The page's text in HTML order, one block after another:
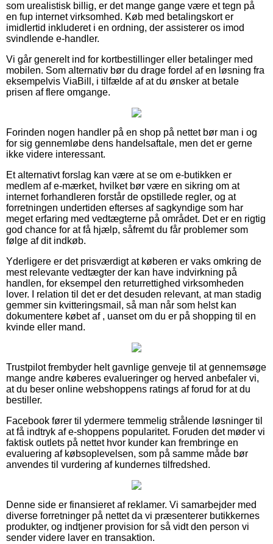
som urealistisk billig, er det mange gange være et tegn på
en fup internet virksomhed. Køb med betalingskort er
imidlertid inkluderet i en ordning, der assisterer os imod
svindlende e-handler.
Vi går generelt ind for kortbestillinger eller betalinger med
mobilen. Som alternativ bør du drage fordel af en løsning fra
eksempelvis ViaBill, i tilfælde af at du ønsker at betale
prisen af flere omgange.
Forinden nogen handler på en shop på nettet bør man i og
for sig gennemløbe dens handelsaftale, men det er gerne
ikke videre interessant.
Et alternativt forslag kan være at se om e-butikken er
medlem af e-mærket, hvilket bør være en sikring om at
internet forhandleren forstår de opstillede regler, og at
forretningen undertiden efterses af sagkyndige som har
meget erfaring med vedtægterne på området. Det er en rigtig
god chance for at få hjælp, såfremt du får problemer som
følge af dit indkøb.
Yderligere er det prisværdigt at køberen er vaks omkring de
mest relevante vedtægter der kan have indvirkning på
handlen, for eksempel den returrettighed virksomheden
lover. I relation til det er det desuden relevant, at man stadig
gemmer sin kvitteringsmail, så man når som helst kan
dokumentere købet af , uanset om du er på shopping til en
kvinde eller mand.
Trustpilot frembyder helt gavnlige genveje til at gennemsøge
mange andre køberes evalueringer og herved anbefaler vi,
at du beser online webshoppens ratings af forud for at du
bestiller.
Facebook fører til ydermere temmelig strålende løsninger til
at få indtryk af e-shoppens popularitet. Foruden det møder vi
faktisk outlets på nettet hvor kunder kan frembringe en
evaluering af købsoplevelsen, som på samme måde bør
anvendes til vurdering af kundernes tilfredshed.
Denne side er finansieret af reklamer. Vi samarbejder med
diverse forretninger på nettet da vi præsenterer butikkernes
produkter, og indtjener provision for så vidt den person vi
sender videre laver en transaktion.